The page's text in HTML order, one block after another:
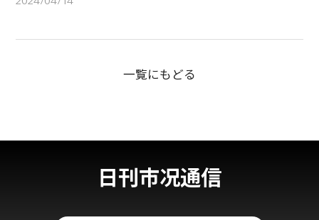
一覧にもどる
日刊市况通信